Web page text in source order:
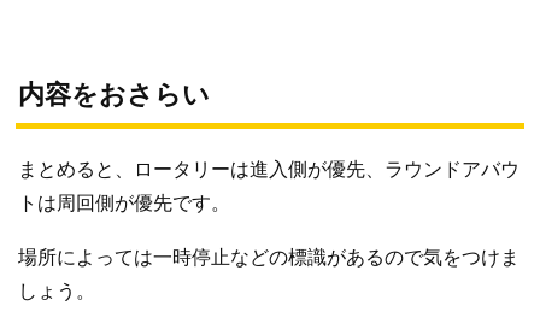
内容をおさらい
まとめると、ロータリーは進入側が優先、ラウンドアバウ
トは周回側が優先です。
場所によっては一時停止などの標識があるので気をつけま
しょう。